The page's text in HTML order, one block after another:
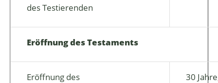
des Testierenden
Eröffnung des Testaments
Eröffnung des
30